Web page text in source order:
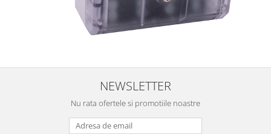
NEWSLETTER
Nu rata ofertele si promotiile noastre